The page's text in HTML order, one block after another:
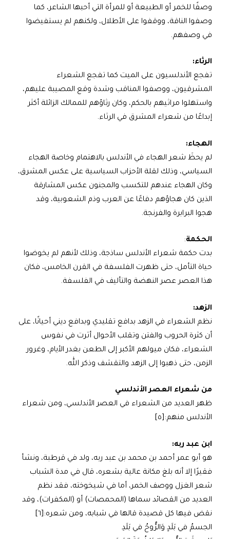
وصفًا للخمر أو الطبيعة أو للمرأة التي أحبها الشاعر، كما
وصفوا الناقة، ووقفوا على الأطلال، ولكنهم لم يستفيضوا
في وصفهم.
الرثاء:
تفجع الأندلسيون على الميت كما تفجع الشعراء
المشرقيون، ووصفوا المناقب وشدة وقع المصيبة عليهم،
واستهلوا مراثيهم بالحكم، وكان رثاؤهم للممالك الزائلة أكثر
إبداعًا من شعراء المشرق في الرثاء.
الهجاء:
لم يحظَ شعر الهجاء في الأندلس بالاهتمام وخاصة الهجاء
السياسي، وذلك لقلة الأحزاب السياسية على عكس المشرق،
وكان الهجاء عندهم للتكسب والمجنون عكس المشارقة
الذين كان هجاؤهم دفاعًا عن العرب وذم الشعوبية، وقد
هجوا البرابرة والفرنجة.
الحكمة:
بدت حكمة شعراء الأندلس ساذجة، وذلك لأنهم لم يخوضوا
حياة التأمل، حتى ظهرت الفلسفة في القرن الخامس، فكان
هذا العصر عصر النهضة والتأليف في الفلسفة.
الزهد:
نظم الشعراء في الزهد بدافع تقليدي وبدافع ديني أحيانًا، على
أن كثرة الحروب والفتن وتقلب الأحوال أثرت في نفوس
الشعراء، فكان ميولهم الأكبر إلى الطعن بغدر الأيام، وغرور
الزمن، حتى ذهبوا إلى الزهد والتقشف وذكر الله.
من شعراء العصر الأندلسي
ظهر العديد من الشعراء في العصر الأندلسي، ومن شعراء
الأندلس منهم:[٥]
ابن عبد ربه:
هو أبو عمر أحمد بن محمد بن عبد ربه، ولد في قرطبة، ونشأ
فقيرًا إلا أنه بلغ مكانة عالية بشعره، قال في مدة الشباب
شعر الغزل ووصف الخمر، أما في شيخوخته، فقد نظم
العديد من القصائد سماها (المحمصات) أو (المكفرات)، وقد
نقض فيها كل قصيدة قالها في شبابه، ومن شعره:[٦]
الجسمُ في بَلَدٍ وَالرُّوحُ في بَلَدِ